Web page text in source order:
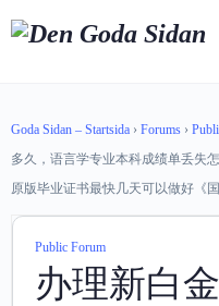
Goda Sidan – Startsida › Forums ›
多久，语言学专业本科成绩单丢失
原版毕业证书最快几天可以做好《
Public Forum
办理新白